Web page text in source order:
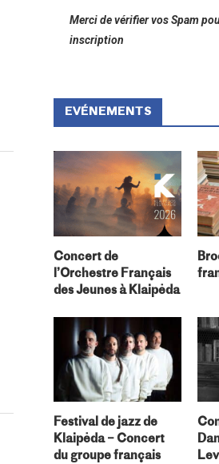
Merci de vérifier vos Spam
inscription
EVÉNEMENTS
Concert de
l’Orchestre Français
des Jeunes à Klaipėda
Festival de jazz de
Klaipėda – Concert
du groupe français